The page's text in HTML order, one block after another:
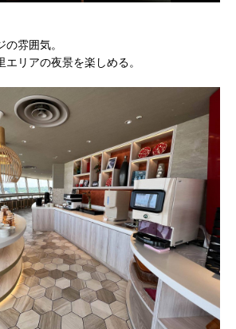
雰囲気。
リアの夜景を楽しめる。